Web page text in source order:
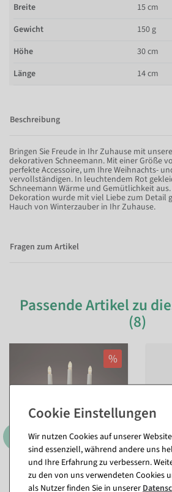
Breite
15 cm
Gewicht
150 g
Höhe
30 cm
Länge
14 cm
Beschreibung
Bringen Sie Freude in Ihr Zuhause mit
dekorativen Schneemann. Mit einer Größe
perfekte Accessoire, um Ihre Weihnachts-
vervollständigen. In leuchtendem Rot
Schneemann Wärme und Gemütlichkeit
Dekoration wurde mit viel Liebe zum Detail
Hauch von Winterzauber in Ihr Zuhause.
Fragen zum Artikel
Passende Artikel zu
(8)
%
Schwibbogen mit 5 LED
Kerzen 33 cm
Wir nutzen Cookies auf unserer
sind essenziell, während andere uns
und Ihre Erfahrung zu verbessern.
zu den von uns verwendeten Cookies
als Nutzer finden Sie in unserer